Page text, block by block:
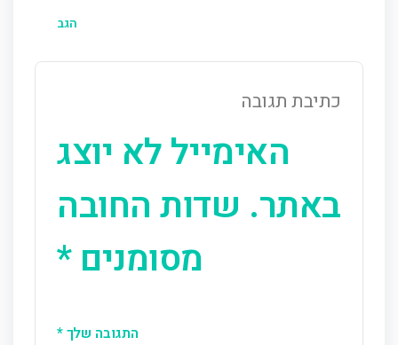
הגב
כתיבת תגובה
האימייל לא יוצג
באתר. שדות החובה
מסומנים*
התגובה שלך*